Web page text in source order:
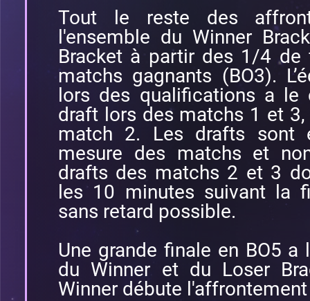
Tout le reste des
l'ensemble du Winner
Bracket à partir des 1/4
matchs gagnants (BO3).
lors des qualifications a
draft lors des matchs 1 et 3,
match 2. Les drafts sont
mesure des matchs et
drafts des matchs 2 et 3
les 10 minutes suivant la
sans retard possible.
Une grande finale en BO5
du Winner et du Loser
Winner débute